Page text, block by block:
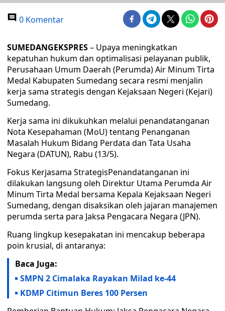
0 Komentar
SUMEDANGEKSPRES– Upaya meningkatkan
kepatuhan hukum dan optimalisasi pelayanan publik,
Perusahaan Umum Daerah (Perumda) Air Minum Tirta
Medal Kabupaten Sumedang secara resmi menjalin
kerja sama strategis dengan Kejaksaan Negeri (Kejari)
Sumedang.
Kerja sama ini dikukuhkan melalui penandatanganan
Nota Kesepahaman (MoU) tentang Penanganan
Masalah Hukum Bidang Perdata dan Tata Usaha
Negara (DATUN), Rabu (13/5).
Fokus Kerjasama StrategisPenandatanganan ini
dilakukan langsung oleh Direktur Utama Perumda Air
Minum Tirta Medal bersama Kepala Kejaksaan Negeri
Sumedang, dengan disaksikan oleh jajaran manajemen
perumda serta para Jaksa Pengacara Negara (JPN).
Ruang lingkup kesepakatan ini mencakup beberapa
poin krusial, di antaranya:
Baca Juga:
SMPN 2 Cimalaka Rayakan Milad ke-44
KDMP Citimun Beres 100 Persen